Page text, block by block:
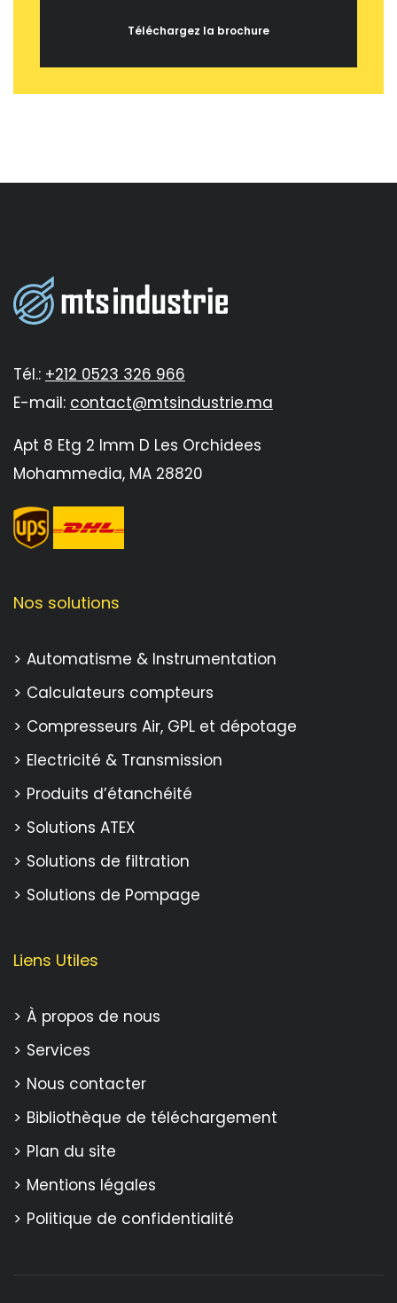
Téléchargez la brochure
Tél.: +212 0523 326 966
E-mail: contact@mtsindustrie.ma
Apt 8 Etg 2 Imm D Les Orchidees
Mohammedia, MA 28820
Nos solutions
Automatisme & Instrumentation
Calculateurs compteurs
Compresseurs Air, GPL et dépotage
Electricité & Transmission
Produits d’étanchéité
Solutions ATEX
Solutions de filtration
Solutions de Pompage
Liens Utiles
À propos de nous
Services
Nous contacter
Bibliothèque de téléchargement
Plan du site
Mentions légales
Politique de confidentialité